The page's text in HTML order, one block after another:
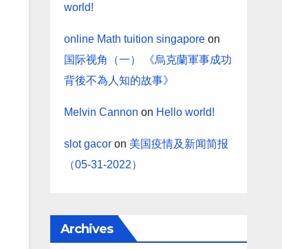
world!
online Math tuition singaporeon
国际视角（一） 《烏克蘭軍事成功
背後不為人知的故事》
Melvin Cannon on Hello world!
slot gacoron 美国疫情及新闻简报
（05-31-2022）
Archives